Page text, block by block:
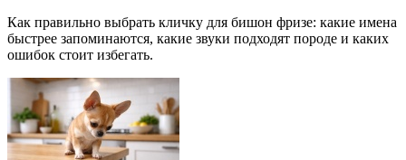
Как правильно выбрать кличку для бишон фризе: какие имена
быстрее запоминаются, какие звуки подходят породе и каких
ошибок стоит избегать.